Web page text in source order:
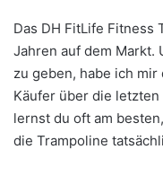
Das DH FitLife Fitness
Jahren auf dem Markt.
zu geben, habe ich
Käufer über die
lernst du oft am
die Trampoline